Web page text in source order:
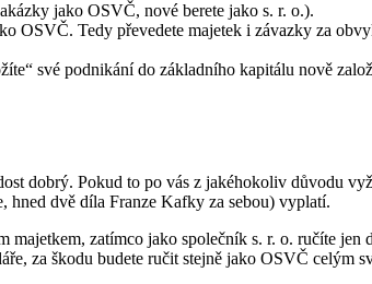
jako OSVČ, nové berete jako s. r. o.).
OSVČ. Tedy převedete majetek i závazky za
své podnikání do základního kapitálu nově
dobrý. Pokud to po vás z jakéhokoliv důvodu
hned dvě díla Franze Kafky za sebou) vyplatí.
majetkem, zatímco jako společník s. r. o. ručíte jen
za škodu budete ručit stejně jako OSVČ celým